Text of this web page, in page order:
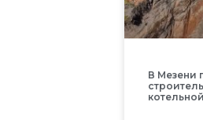
В Мезени